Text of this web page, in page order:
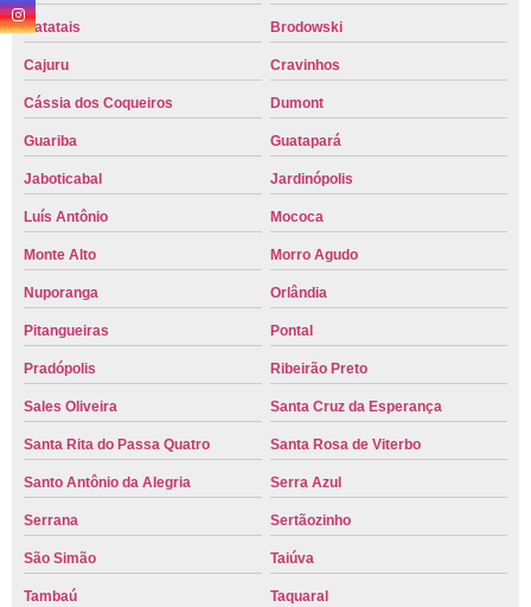
Batatais Brodowski
Cajuru Cravinhos
Cássia dos Coqueiros Dumont
Guariba Guatapará
Jaboticabal Jardinópolis
Luís Antônio Mococa
Monte Alto Morro Agudo
Nuporanga Orlândia
Pitangueiras Pontal
Pradópolis Ribeirão Preto
Sales Oliveira Santa Cruz da Esperança
Santa Rita do Passa Quatro Santa Rosa de Viterbo
Santo Antônio da Alegria Serra Azul
Serrana Sertãozinho
São Simão Taiúva
Tambaú
Taquaral